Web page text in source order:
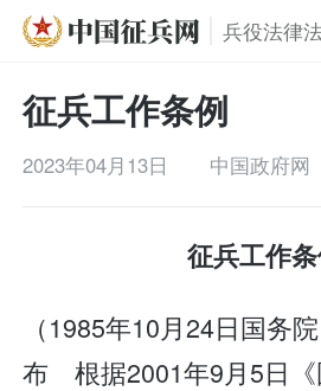
兵役法律
征兵工作条例
2023年04月13日 中国政府网
征兵工作
（1985年10月24日国务
布 根据2001年9月5日《